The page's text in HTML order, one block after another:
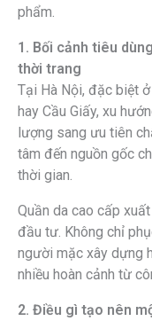
phẩm.
1. Bối cảnh tiêu
thời trang
Tại Hà Nội, đặc biệt
hay Cầu Giấy, xu
lượng sang ưu tiên
tâm đến nguồn gốc
thời gian.
Quần da cao cấp
đầu tư. Không chỉ
người mặc xây dựng
nhiều hoàn cảnh từ
2. Điều gì tạo nên